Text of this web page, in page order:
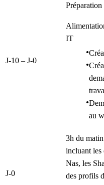
J-10 – J-0
Préparation
IT
au
J-0
3h du
incluant les
Nas, les
des profils